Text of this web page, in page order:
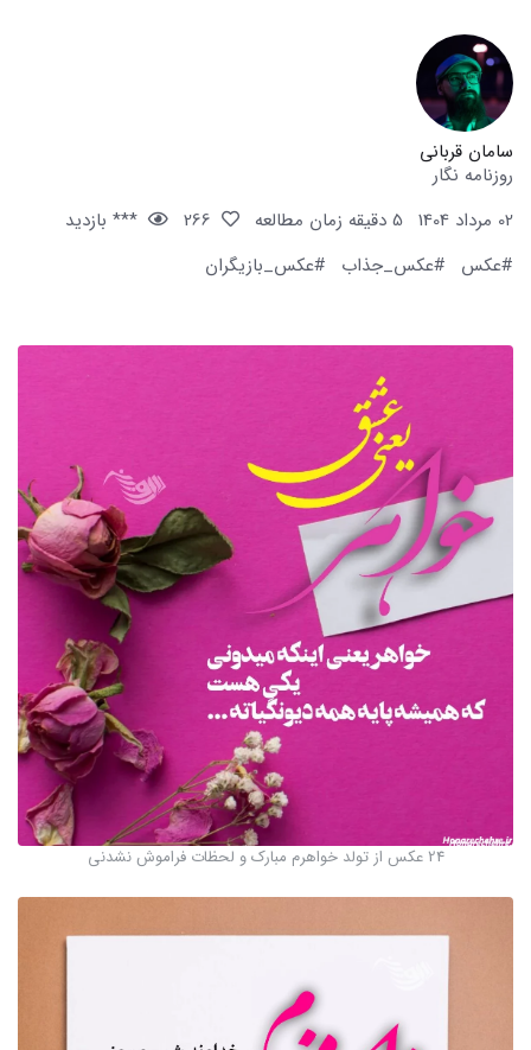
سامان قربانی
روزنامه نگار
02 مرداد 1404
5 دقیقه زمان مطالعه
*** بازدید
#عکس
#عکس_جذاب #عکس_بازیگران
24 عکس از تولد خواهرم مبارک و لحظات فراموش نشدنی